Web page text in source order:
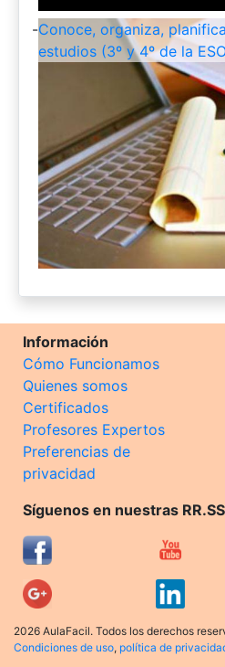
-Conoce, organiza,
estudios (3º y 4º de la
Información
Cómo Funcionamos
Quienes somos
Certificados
Profesores Expertos
Preferencias de
privacidad
Síguenos en nuestras
2026 AulaFacil. Todos los derechos
Condiciones de uso, política de